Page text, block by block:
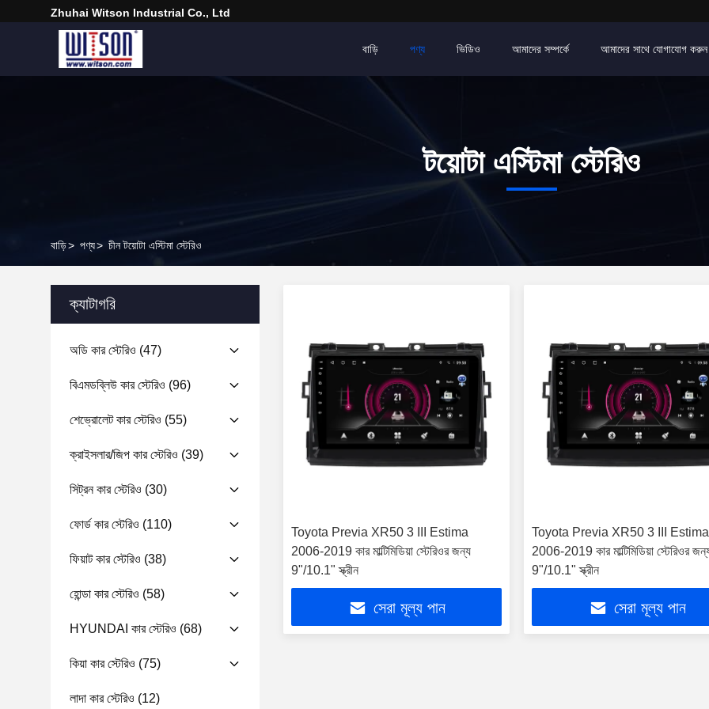
Zhuhai Witson Industrial Co., Ltd
বাড়ি পণ্য ভিডিও আমাদের সম্পর্কে আমাদের সাথে যোগাযোগ করুন
টয়োটা এস্টিমা স্টেরিও
বাড়ি> পণ্য> চীন টয়োটা এস্টিমা স্টেরিও
ক্যাটাগরি
অডি কার স্টেরিও (47)
বিএমডব্লিউ কার স্টেরিও (96)
শেভ্রোলেট কার স্টেরিও (55)
ক্রাইসলার/জিপ কার স্টেরিও (39)
সিট্রন কার স্টেরিও (30)
ফোর্ড কার স্টেরিও (110)
ফিয়াট কার স্টেরিও (38)
হোন্ডা কার স্টেরিও (58)
HYUNDAI কার স্টেরিও (68)
কিয়া কার স্টেরিও (75)
লাদা কার স্টেরিও (12)
Toyota Previa XR50 3 III Estima
2006-2019 কার মাল্টিমিডিয়া স্টেরিওর জন্য
9"/10.1" স্ক্রীন
সেরা মূল্য পান
Toyota Previa XR50 3 III Estima
2006-2019 কার মাল্টিমিডিয়া স্টেরিওর
9"/10.1" স্ক্রীন
সেরা মূল্য পান